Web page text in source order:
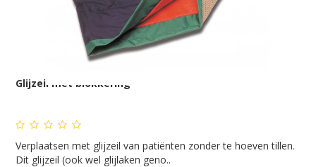
Glijzeil met blokkering
Verplaatsen met glijzeil van patiënten zonder te hoeven tillen.
Dit glijzeil (ook wel glijlaken geno..